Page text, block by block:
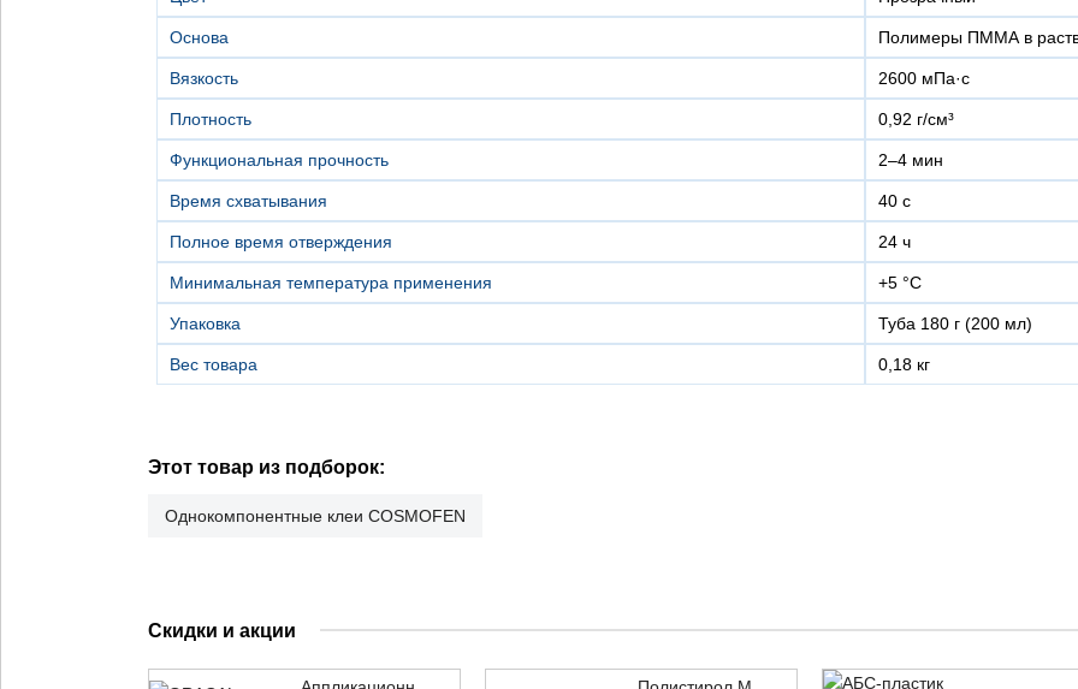
Основа Полимеры ПММА в
Вязкость 2600 мПа·с
Плотность 0,92 г/см³
Функциональная прочность 2–4 мин
Время схватывания 40 с
Полное время отверждения 24 ч
Минимальная температура применения +5 °С
Упаковка туба 180 г (200 мл)
Вес товара 0,18 кг
Этот товар из подборок:
Однокомпонентные клеи COSMOFEN
Скидки и акции
×
+7 (926) 7777-090
info@artpride-msk.ru